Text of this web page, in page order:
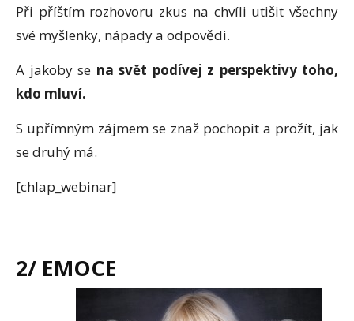
Při příštím rozhovoru zkus na chvíli utišit všechny
své myšlenky, nápady a odpovědi.
A jakoby se na svět podívej z perspektivy toho,
kdo mluví.
S upřímným zájmem se znaž pochopit a prožít, jak
se druhý má.
[chlap_webinar]
2/ EMOCE